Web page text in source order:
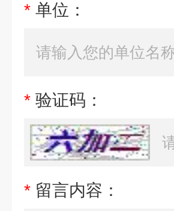
* 单位：
* 验证码：
* 留言内容：